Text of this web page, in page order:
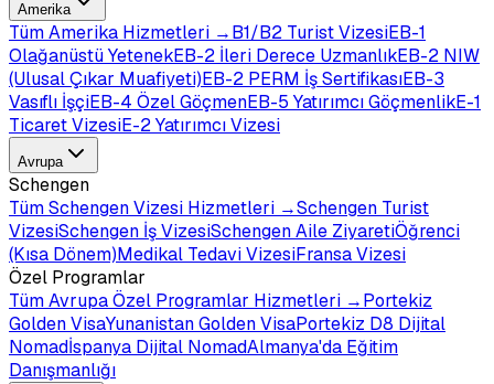
Amerika
TümAmerika Hizmetleri →B1/B2 Turist VizesiEB-1
Olağanüstü YetenekEB-2 İleri Derece UzmanlıkEB-2 NIW
(Ulusal Çıkar Muafiyeti)EB-2 PERM İş SertifikasıEB-3
Vasıflı İşçiEB-4 Özel GöçmenEB-5 Yatırımcı GöçmenlikE-1
Ticaret VizesiE-2 Yatırımcı Vizesi
Avrupa
Schengen
TümSchengen Vizesi Hizmetleri →Schengen Turist
VizesiSchengen İş VizesiSchengen Aile ZiyaretiÖğrenci
(Kısa Dönem)Medikal Tedavi VizesiFransa Vizesi
Özel Programlar
TümAvrupa Özel Programlar Hizmetleri →Portekiz
Golden VisaYunanistan Golden VisaPortekiz D8 Dijital
Nomadİspanya Dijital NomadAlmanya'da Eğitim
Danışmanlığı